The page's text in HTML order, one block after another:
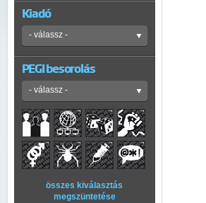
Kiadó
PEGI besorolás
összes kiválasztás
megszüntetése